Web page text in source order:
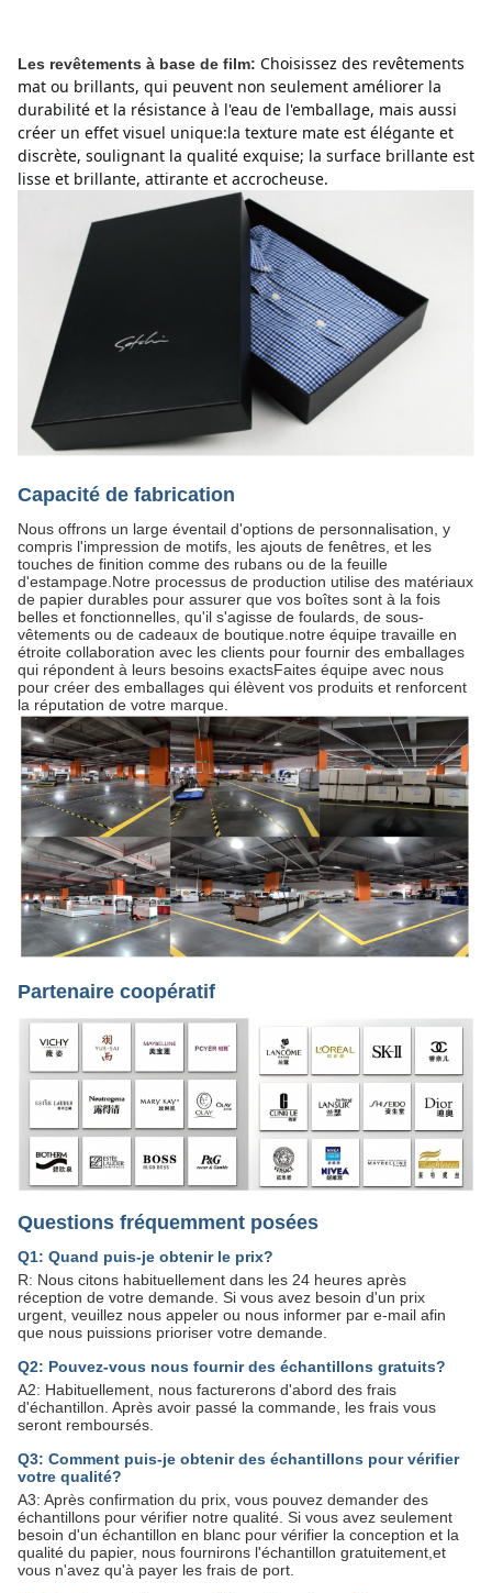
Les revêtements à base de film: Choisissez des revêtements
mat ou brillants, qui peuvent non seulement améliorer la
durabilité et la résistance à l'eau de l'emballage, mais aussi
créer un effet visuel unique:la texture mate est élégante et
discrète, soulignant la qualité exquise; la surface brillante est
lisse et brillante, attirante et accrocheuse.
Capacité de fabrication
Nous offrons un large éventail d'options de personnalisation, y
compris l'impression de motifs, les ajouts de fenêtres, et les
touches de finition comme des rubans ou de la feuille
d'estampage.Notre processus de production utilise des matériaux
de papier durables pour assurer que vos boîtes sont à la fois
belles et fonctionnelles, qu'il s'agisse de foulards, de sous-
vêtements ou de cadeaux de boutique.notre équipe travaille en
étroite collaboration avec les clients pour fournir des emballages
qui répondent à leurs besoins exactsFaites équipe avec nous
pour créer des emballages qui élèvent vos produits et renforcent
la réputation de votre marque.
Partenaire coopératif
Questions fréquemment posées
Q1: Quand puis-je obtenir le prix?
R: Nous citons habituellement dans les 24 heures après
réception de votre demande. Si vous avez besoin d'un prix
urgent, veuillez nous appeler ou nous informer par e-mail afin
que nous puissions prioriser votre demande.
Q2: Pouvez-vous nous fournir des échantillons gratuits?
A2: Habituellement, nous facturerons d'abord des frais
d'échantillon. Après avoir passé la commande, les frais vous
seront remboursés.
Q3: Comment puis-je obtenir des échantillons pour vérifier
votre qualité?
A3: Après confirmation du prix, vous pouvez demander des
échantillons pour vérifier notre qualité. Si vous avez seulement
besoin d'un échantillon en blanc pour vérifier la conception et la
qualité du papier, nous fournirons l'échantillon gratuitement,et
vous n'avez qu'à payer les frais de port.